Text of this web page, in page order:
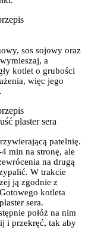
sos sojowy oraz
a
kotlet o grubości
więc jego
plaster sera
patelnię.
min na stronę, ale
na drugą
W trakcie
ją zgodnie z
kotleta
sera.
połóż na nim
i przekręć, tak aby